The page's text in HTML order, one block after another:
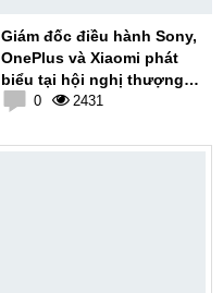
Giám đốc điều hành Sony,
OnePlus và Xiaomi phát
biểu tại hội nghị thượng
đỉnh Qualcomm
0 2431